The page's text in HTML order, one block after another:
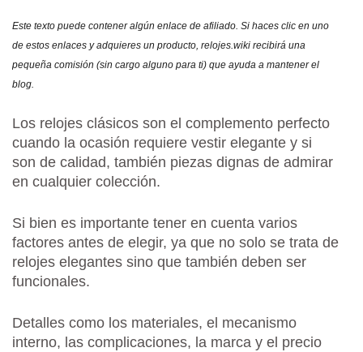
Este texto puede contener algún enlace de afiliado. Si haces clic en uno
de estos enlaces y adquieres un producto, relojes.wiki recibirá una
pequeña comisión (sin cargo alguno para ti) que ayuda a mantener el
blog.
Los relojes clásicos son el complemento perfecto
cuando la ocasión requiere vestir elegante y si
son de calidad, también piezas dignas de admirar
en cualquier colección.
Si bien es importante tener en cuenta varios
factores antes de elegir, ya que no solo se trata de
relojes elegantes sino que también deben ser
funcionales.
Detalles como los materiales, el mecanismo
interno, las complicaciones, la marca y el precio